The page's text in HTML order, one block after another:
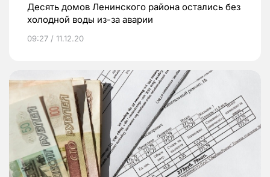
Десять домов Ленинского района остались без
холодной воды из-за аварии
09:27 / 11.12.20